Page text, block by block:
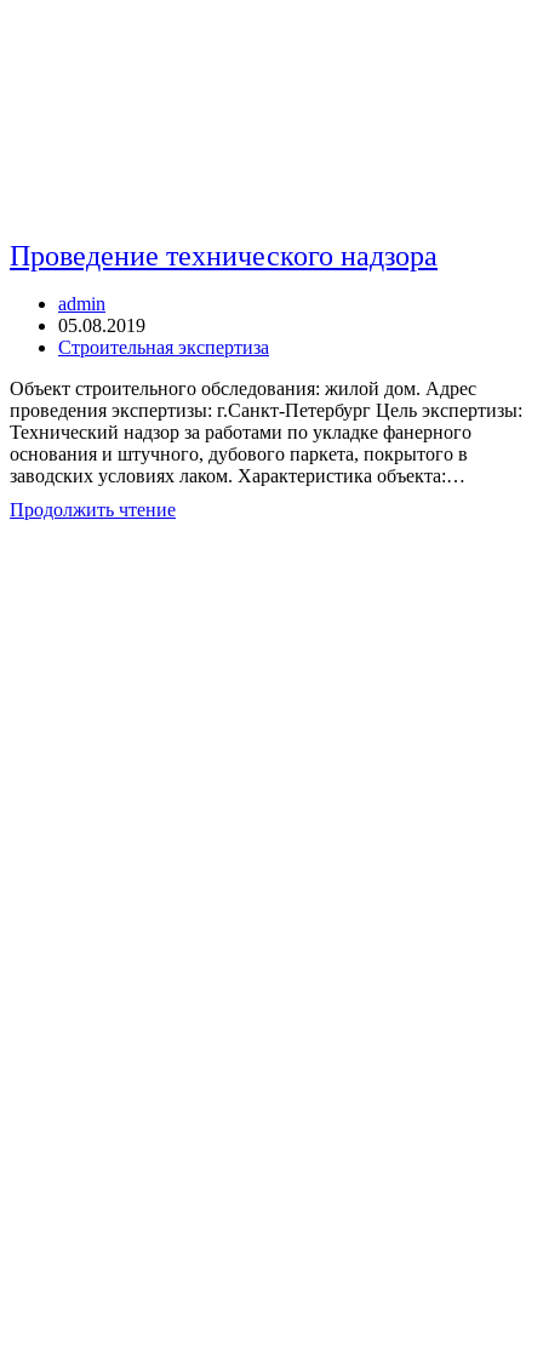
Проведение технического надзора
Автор
записи:
admin
Запись
опубликована:
05.08.2019
Рубрика
Строительная экспертиза
Объект строительного обследования: жилой дом. Адрес
проведения экспертизы: г.Санкт-Петербург Цель экспертизы:
Технический надзор за работами по укладке фанерного
основания и штучного, дубового паркета, покрытого в
заводских условиях лаком. Характеристика объекта:…
Продолжить чтениеПроведение